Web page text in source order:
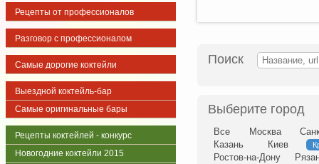
Рецепты от профессионалов
Разговор с профессионалом
Самые дорогие коктейли
Выездной коктейль-бар
Самые оригинальные бары
Рецепты коктейлей - конкурс
Новогодние коктейли 2015
Поиск
Выберите город
Все Москва
Казань
Киев
Ростов-на-Дону